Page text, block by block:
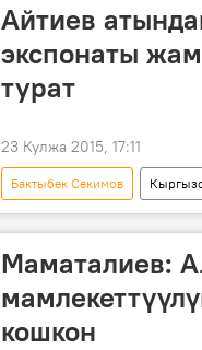
Айтиев
экспонаты
турат
23 Кулжа 2015, 17:11
Бактыбек Секимов
Гапар Айтиев атындагы
Маматалиев:
кошкон